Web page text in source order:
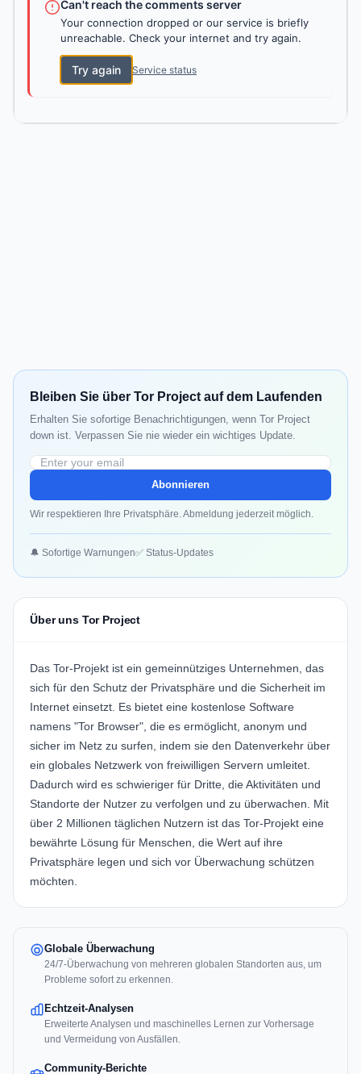
Can't reach the comments server
Your connection dropped or our service is briefly
unreachable. Check your internet and try again.
Try again Service status
Bleiben Sie über Tor Project auf dem Laufenden
Erhalten Sie sofortige Benachrichtigungen, wenn Tor Project
down ist. Verpassen Sie nie wieder ein wichtiges Update.
Abonnieren
Wir respektieren Ihre Privatsphäre. Abmeldung jederzeit möglich.
🔔 Sofortige Warnungen✅ Status-Updates
Über uns Tor Project
Das Tor-Projekt ist ein gemeinnütziges Unternehmen, das
sich für den Schutz der Privatsphäre und die Sicherheit im
Internet einsetzt. Es bietet eine kostenlose Software
namens "Tor Browser", die es ermöglicht, anonym und
sicher im Netz zu surfen, indem sie den Datenverkehr über
ein globales Netzwerk von freiwilligen Servern umleitet.
Dadurch wird es schwieriger für Dritte, die Aktivitäten und
Standorte der Nutzer zu verfolgen und zu überwachen. Mit
über 2 Millionen täglichen Nutzern ist das Tor-Projekt eine
bewährte Lösung für Menschen, die Wert auf ihre
Privatsphäre legen und sich vor Überwachung schützen
möchten.
Globale Überwachung
24/7-Überwachung von mehreren globalen Standorten aus, um
Probleme sofort zu erkennen.
Echtzeit-Analysen
Erweiterte Analysen und maschinelles Lernen zur Vorhersage
und Vermeidung von Ausfällen.
Community-Berichte